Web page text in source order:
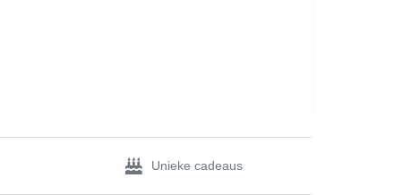
Unieke cadeaus